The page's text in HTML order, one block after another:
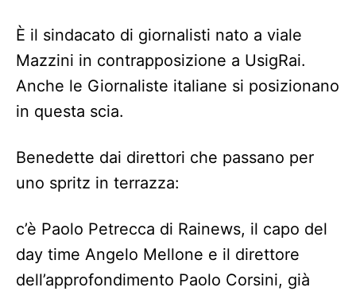
È il sindacato di giornalisti nato a viale
Mazzini in contrapposizione a UsigRai.
Anche le Giornaliste italiane si posizionano
in questa scia.
Benedette dai direttori che passano per
uno spritz in terrazza:
c’è Paolo Petrecca di Rainews, il capo del
day time Angelo Mellone e il direttore
dell’approfondimento Paolo Corsini, già